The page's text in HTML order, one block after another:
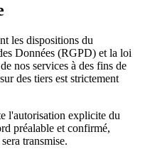
les dispositions du
Données (RGPD) et la loi
nos services à des fins de
des tiers est strictement
l'autorisation explicite du
préalable et confirmé,
transmise.